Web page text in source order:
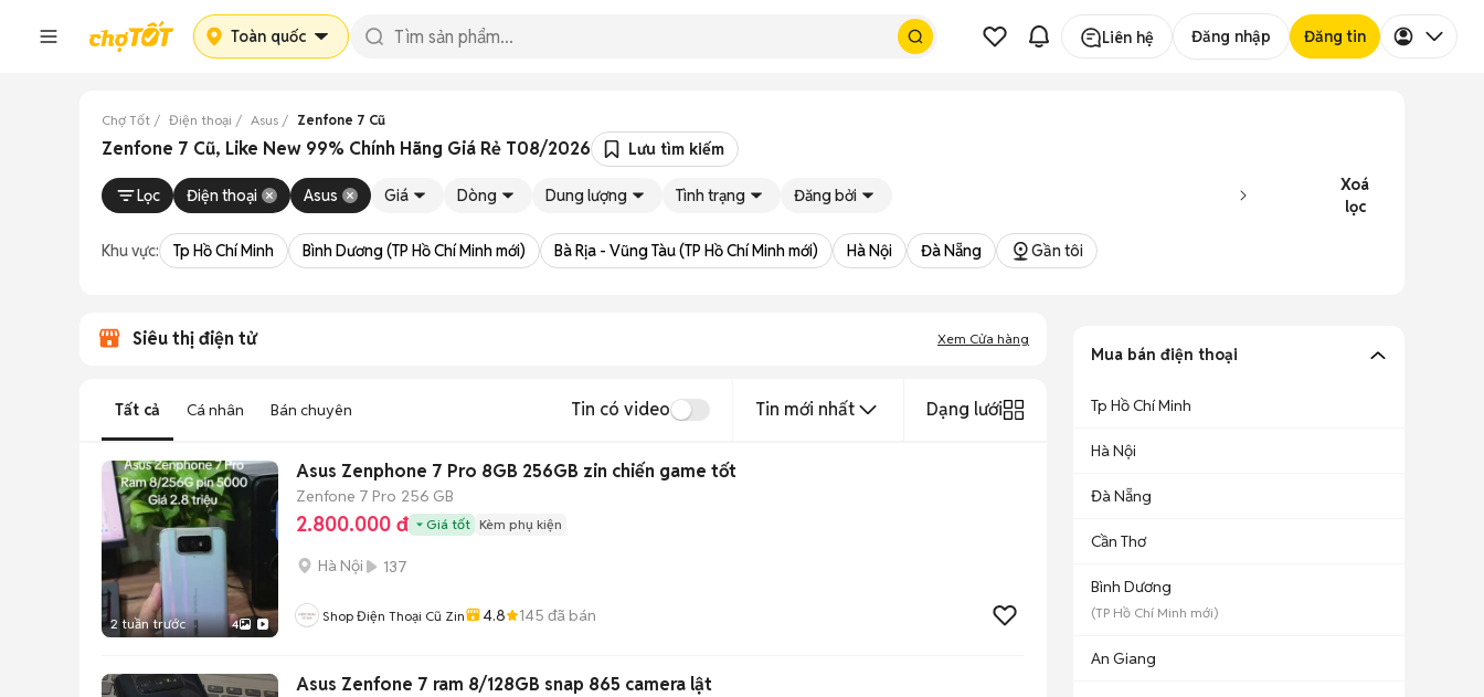
Toàn quốc Liên hệ Đăng nhập Đăng tin
Chợ Tốt Điện thoại Asus Zenfone 7 Cũ
Zenfone 7 Cũ, Like New 99% Chính Hãng Giá Rẻ T08/2026 Lưu tìm kiếm
Lọc Điện thoại Asus Giá Dòng Dung lượng Tình trạng Đăng bởi
Xoá
lọc
Khu vực: Tp Hồ Chí Minh Bình Dương (TP Hồ Chí Minh mới) Bà Rịa - Vũng Tàu (TP Hồ Chí Minh mới) Hà Nội Đà Nẵng Gần tôi
Siêu thị điện tử Xem Cửa hàng
Tất cả Cá nhân Bán chuyên Tin có video Tin mới nhất Dạng lưới
2 tuần trước 4
Asus Zenphone 7 Pro 8GB 256GB zin chiến game tốt
Zenfone 7 Pro 256 GB
2.800.000 đ Giá tốt Kèm phụ kiện
Hà Nội 137
Shop Điện Thoại Cũ Zin 4.8 145 đã bán
Asus Zenfone 7 ram 8/128GB snap 865 camera lật
Mua bán điện thoại
Tp Hồ Chí Minh
Hà Nội
Đà Nẵng
Cần Thơ
Bình Dương
(TP Hồ Chí Minh mới)
An Giang